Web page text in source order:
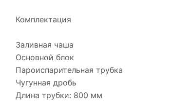
Комплектация
Заливная чаша
Основной блок
Пароиспарительная трубка
Чугунная дробь
Длина трубки: 800 мм